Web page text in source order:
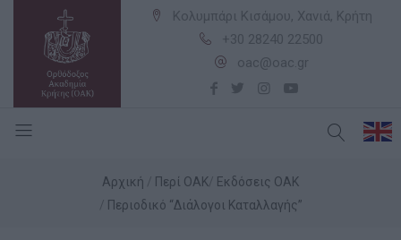
Κολυμπάρι Κισάμου, Χανιά, Κρήτη
+30 28240 22500
oac@oac.gr
Αρχική Περί ΟΑΚ
Εκδόσεις ΟΑΚ
Περιοδικό “Διάλογοι Καταλλαγής”